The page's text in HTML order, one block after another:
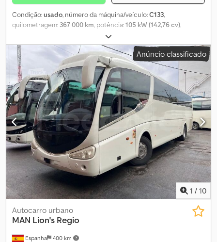
Condição:usado, número da máquina/veículo:C133,
quilometragem: 367 000 km, potência:105 kW (142,76 cv),
, EUROCARGO 8060 ÔNIBUS ESCOLAR
43+1 Imatriculação: 02/1999 Quilometragem: 376.000 km Motor:
5.900cc 143cv Euro2 Dodoqfgiljpfx Ah Usck Veículo em bom
funcionamento e em condições razoáveis, vendido no estado em
que se encontra, como visto e aprovado. Nossa empresa atua no
mercado desde 1979 com profissionalismo, oferecendo vendas,
oficina e peças de reposição para caminhões, vans e veículos
industriais novos e usados, com oficina especializada. Entre em
contato para um orçamento. O veículo está localizado na nossa
filial de Santarcangelo di Romagna (RN), via della Quercia 2.
ESPERAMOS SUA VISITA!
Anúncio classificado
1 / 10
Espanha 400 km
Autocarro urbano
MAN Lion's Regio